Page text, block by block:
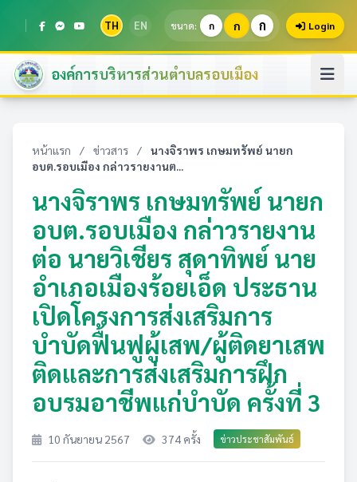
TH EN ขนาด: ก ก ก Login
องค์การบริหารส่วนตำบลรอบเมือง
หน้าแรก / ข่าวสาร /
นางจิราพร เกษมทรัพย์ นายก
อบต.รอบเมือง กล่าวรายงานต...
นางจิราพร เกษมทรัพย์ นายก
อบต.รอบเมือง กล่าวรายงาน
ต่อ นายวิเชียร สุดาทิพย์ นาย
อำเภอเมืองร้อยเอ็ด ประธาน
เปิดโครงการส่งเสริมการ
บำบัดฟื้นฟูผู้เสพ/ผู้ติดยาเสพ
ติดและการส่งเสริมการฝึก
อบรมอาชีพแก่บำบัด ครั้งที่ 3
10 กันยายน 2567 374 ครั้ง ข่าวประชาสัมพันธ์